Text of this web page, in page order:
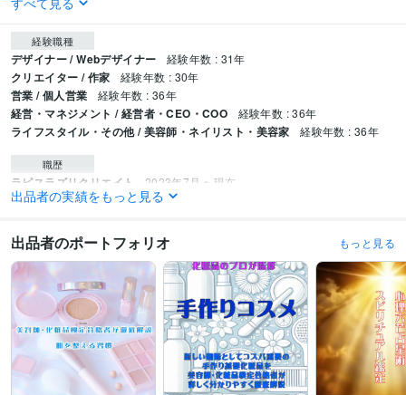
経験職種
デザイナー / Webデザイナー 経験年数 : 31年
クリエイター / 作家 経験年数 : 30年
営業 / 個人営業 経験年数 : 36年
経営・マネジメント / 経営者・CEO・COO 経験年数 : 36年
ライフスタイル・その他 / 美容師・ネイリスト・美容家 経験年数 : 36年
職歴
ラピスラズリクリエイト 2023年7月 ~ 現在
化粧品検定
常 美容師 心理六芒占星術総合鑑定 心理六芒占星術スピリチュアル鑑定
資格・検定
美容師・管理美容師 取得年 : 1982年
日本化粧品検定2級 取得年 : 2022年
得意分野
占い 心理六芒占星術 美容師・化粧品検定合格者 デザイナー
出品者の実績をもっと見る
出品者のポートフォリオ もっと見る